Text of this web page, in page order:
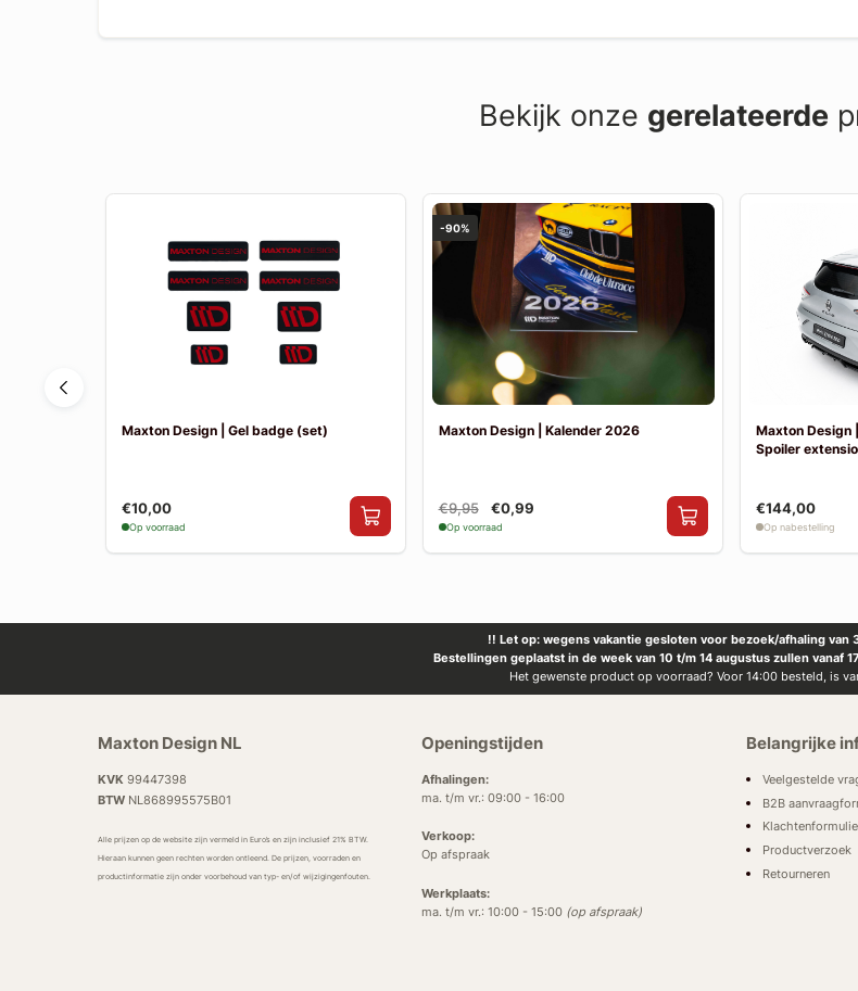
Bekijk onze gerelateerde
Maxton Design | Gel badge (set)
€10,00
Op voorraad
-90%
Maxton Design | Kalender 2026
€9,95 €0,99
Op voorraad
Maxton Design |
Spoiler
€144,00
Op nabestelling
!! Let op: wegens vakantie gesloten voor bezoek/afhaling van
Bestellingen geplaatst in de week van 10 t/m 14 augustus zullen vanaf
Het gewenste product op voorraad? Voor 14:00 besteld, is
Maxton Design NL
KVK 99447398
BTWNL868995575B01
Alle prijzen op de website zijn vermeld in Euro’s en zijn inclusief 21% BTW.
Hieraan kunnen geen rechten worden ontleend. De prijzen, voorraden en
productinformatie zijn onder voorbehoud van typ- en/of wijzigingenfouten.
Openingstijden
Afhalingen:
ma. t/m vr.: 09:00 - 16:00
Verkoop:
Op afspraak
Werkplaats:
ma. t/m vr.: 10:00 - 15:00 (op afspraak)
Belangrijke
Veelgestelde
B2B
Productverzoek
Retourneren